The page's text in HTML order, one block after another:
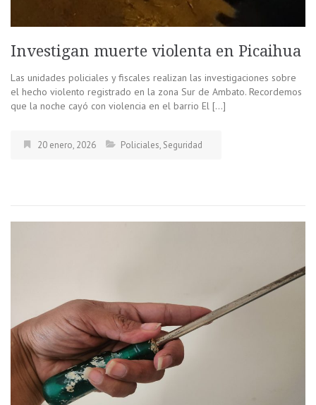
Investigan muerte violenta en Picaihua
Las unidades policiales y fiscales realizan las investigaciones sobre
el hecho violento registrado en la zona Sur de Ambato. Recordemos
que la noche cayó con violencia en el barrio El […]
20 enero, 2026 Policiales, Seguridad